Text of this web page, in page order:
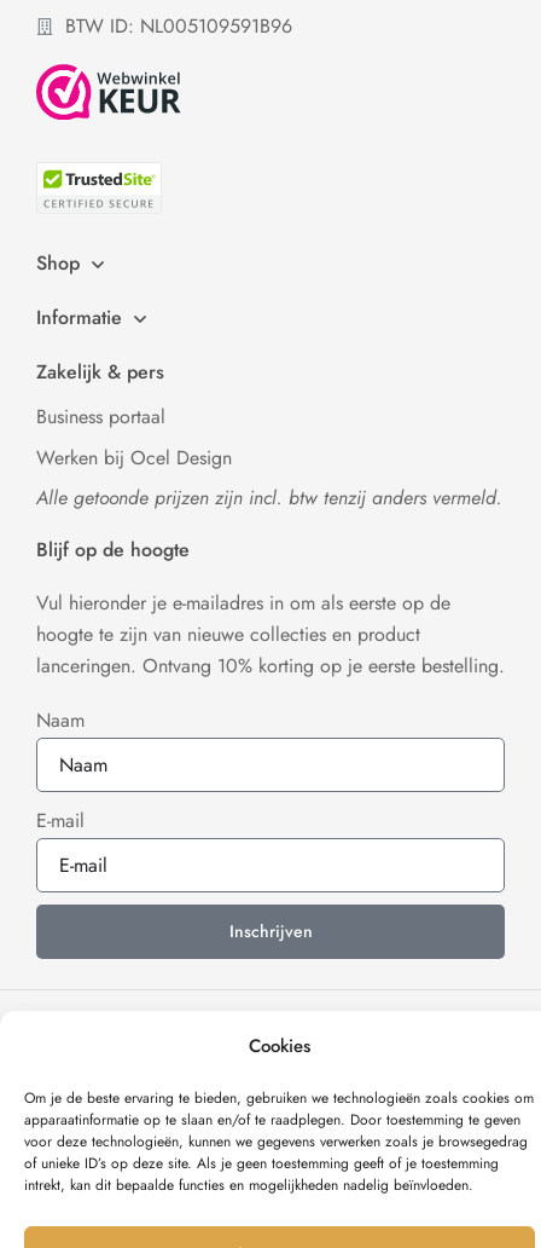
Cookies
Om je de beste ervaring te bieden, gebruiken we technologieën zoals cookies om
apparaat­informatie op te slaan en/of te raadplegen. Door toestemming te geven
voor deze technologieën, kunnen we gegevens verwerken zoals je browsegedrag
of unieke ID’s op deze site. Als je geen toestemming geeft of je toestemming
intrekt, kan dit bepaalde functies en mogelijkheden nadelig beïnvloeden.
BTW ID: NL005109591B96
Shop
Informatie
Zakelijk & pers
Business portaal
Werken bij Ocel Design
Alle getoonde prijzen zijn incl. btw tenzij anders vermeld.
Blijf op de hoogte
Vul hieronder je e-mailadres in om als eerste op de
hoogte te zijn van nieuwe collecties en product
lanceringen. Ontvang 10% korting op je eerste bestelling.
Naam
E-mail
Inschrijven
Verzonden met
© OCEL DESIGN 2025